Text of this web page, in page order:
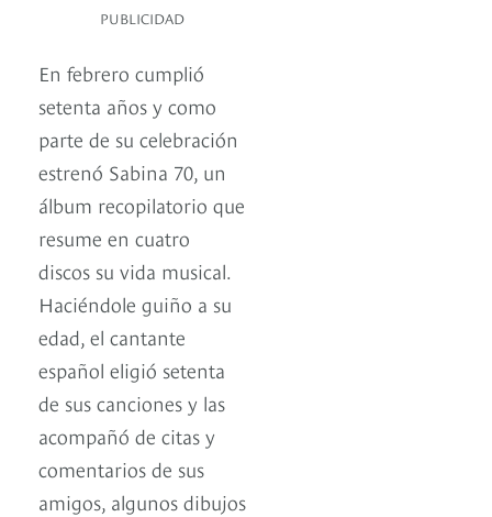
PUBLICIDAD
En febrero cumplió
setenta años y como
parte de su celebración
estrenó Sabina 70, un
álbum recopilatorio que
resume en cuatro
discos su vida musical.
Haciéndole guiño a su
edad, el cantante
español eligió setenta
de sus canciones y las
acompañó de citas y
comentarios de sus
amigos, algunos dibujos